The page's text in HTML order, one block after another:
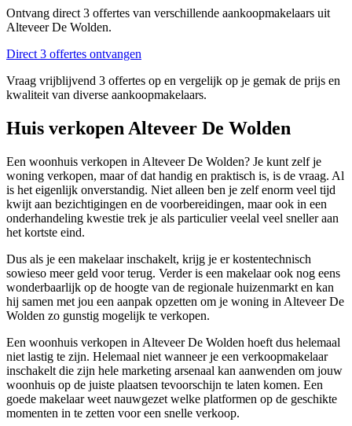
Ontvang direct 3 offertes van verschillende aankoopmakelaars uit
Alteveer De Wolden.
Direct 3 offertes ontvangen
Vraag vrijblijvend 3 offertes op en vergelijk op je gemak de prijs en
kwaliteit van diverse aankoopmakelaars.
Huis verkopen Alteveer De Wolden
Een woonhuis verkopen in Alteveer De Wolden? Je kunt zelf je
woning verkopen, maar of dat handig en praktisch is, is de vraag. Al
is het eigenlijk onverstandig. Niet alleen ben je zelf enorm veel tijd
kwijt aan bezichtigingen en de voorbereidingen, maar ook in een
onderhandeling kwestie trek je als particulier veelal veel sneller aan
het kortste eind.
Dus als je een makelaar inschakelt, krijg je er kostentechnisch
sowieso meer geld voor terug. Verder is een makelaar ook nog eens
wonderbaarlijk op de hoogte van de regionale huizenmarkt en kan
hij samen met jou een aanpak opzetten om je woning in Alteveer De
Wolden zo gunstig mogelijk te verkopen.
Een woonhuis verkopen in Alteveer De Wolden hoeft dus helemaal
niet lastig te zijn. Helemaal niet wanneer je een verkoopmakelaar
inschakelt die zijn hele marketing arsenaal kan aanwenden om jouw
woonhuis op de juiste plaatsen tevoorschijn te laten komen. Een
goede makelaar weet nauwgezet welke platformen op de geschikte
momenten in te zetten voor een snelle verkoop.